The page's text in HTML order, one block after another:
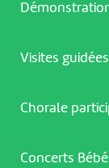
Visites
Chorale
Concerts